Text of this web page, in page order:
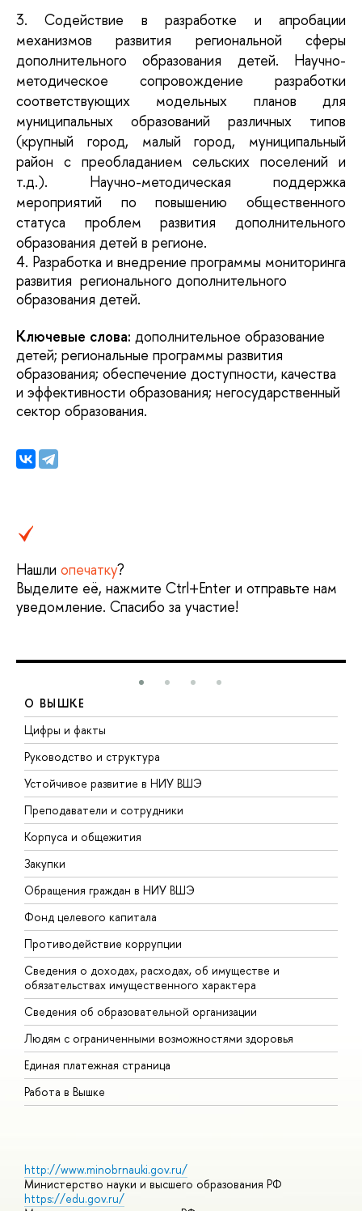
3. Содействие в разработке и апробации
механизмов развития региональной сферы
дополнительного образования детей. Научно-
методическое сопровождение разработки
соответствующих модельных планов для
муниципальных образований различных типов
(крупный город, малый город, муниципальный
район с преобладанием сельских поселений и
т.д.). Научно-методическая поддержка
мероприятий по повышению общественного
статуса проблем развития дополнительного
образования детей в регионе.
4. Разработка и внедрение программы мониторинга
развития регионального дополнительного
образования детей.
Ключевые слова: дополнительное образование
детей; региональные программы развития
образования; обеспечение доступности, качества
и эффективности образования; негосударственный
сектор образования.
Нашли опечатку?
Выделите её, нажмите Ctrl+Enter и отправьте нам
уведомление. Спасибо за участие!
О ВЫШКЕ
Цифры и факты
Руководство и структура
Устойчивое развитие в НИУ ВШЭ
Преподаватели и сотрудники
Корпуса и общежития
Закупки
Обращения граждан в НИУ ВШЭ
Фонд целевого капитала
Противодействие коррупции
Сведения о доходах, расходах, об имуществе и
обязательствах имущественного характера
Сведения об образовательной организации
Людям с ограниченными возможностями здоровья
Единая платежная страница
Работа в Вышке
http://www.minobrnauki.gov.ru/
Министерство науки и высшего образования РФ
https://edu.gov.ru/